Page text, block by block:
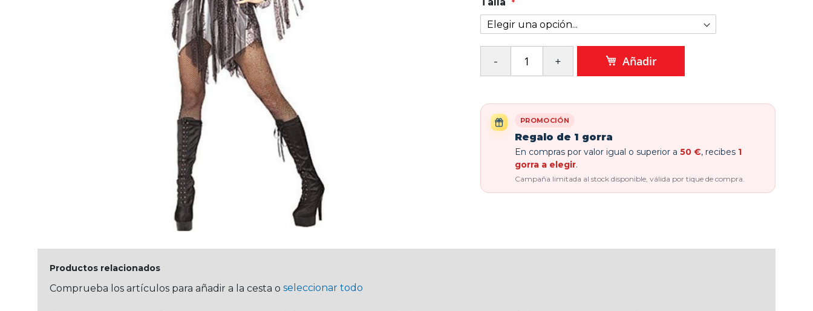
Añadir
PROMOCIÓN
Regalo de 1 gorra
En compras por valor igual o superior a 50 €, recibes 1
gorra a elegir.
Campaña limitada al stock disponible, válida por tique de compra.
Productos relacionados
Comprueba los artículos para añadir a la cesta o seleccionar todo